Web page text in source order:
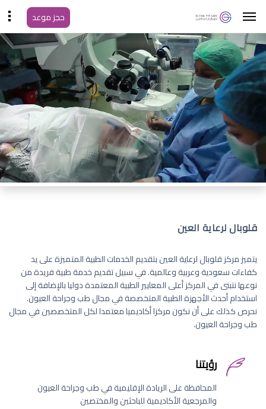
حجز موعد
قلوبال لرعاية العين
يتميز مركز قلوبال لرعاية العين بتقديم الخدمات الطبية المتميزة على يد
كفاءات سعودية وعربية وعالمية. في سبيل تقديم خدمة طبية فريدة من
نوعها نتبنى في المركز أعلى المعايير الطبية المعتمدة دوليا بالإضافة إلى
استخدام أحدث الأجهزة الطبية المتخصصة في مجال طب وجراحة العيون.
نحرص كذلك على أن نكون مركزا أكاديميا معتمدا لكل المتخصصين في مجال
طب وجراحة العيون.
رؤيتنا
المحافظة على الريادة الإقليمية في طب وجراحة العيون
والمرجعية الأكاديمية للباحثين والمختصين